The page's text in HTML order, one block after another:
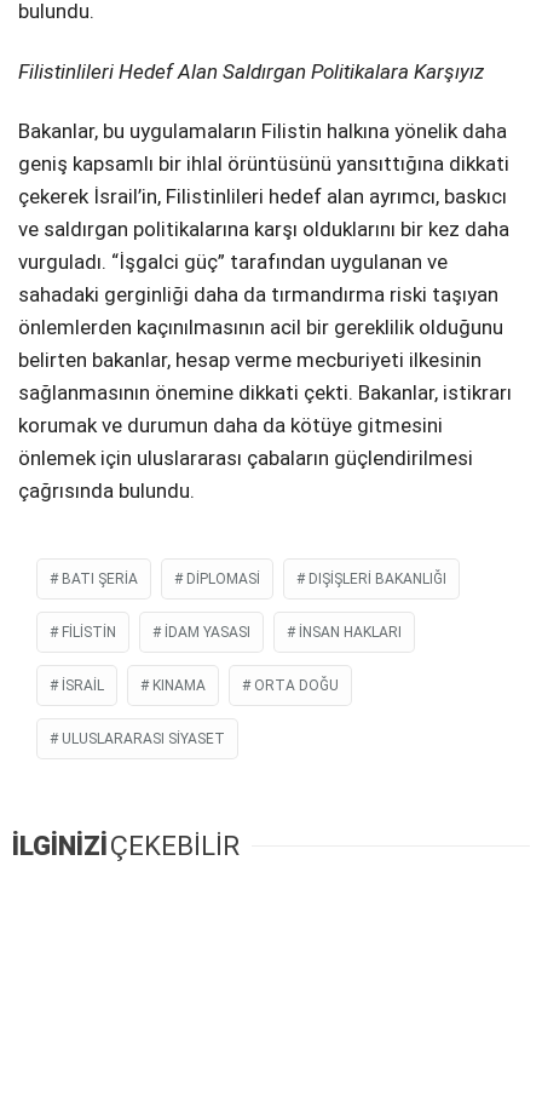
bulundu.
Filistinlileri Hedef Alan Saldırgan Politikalara Karşıyız
Bakanlar, bu uygulamaların Filistin halkına yönelik daha
geniş kapsamlı bir ihlal örüntüsünü yansıttığına dikkati
çekerek İsrail’in, Filistinlileri hedef alan ayrımcı, baskıcı
ve saldırgan politikalarına karşı olduklarını bir kez daha
vurguladı. “İşgalci güç” tarafından uygulanan ve
sahadaki gerginliği daha da tırmandırma riski taşıyan
önlemlerden kaçınılmasının acil bir gereklilik olduğunu
belirten bakanlar, hesap verme mecburiyeti ilkesinin
sağlanmasının önemine dikkati çekti. Bakanlar, istikrarı
korumak ve durumun daha da kötüye gitmesini
önlemek için uluslararası çabaların güçlendirilmesi
çağrısında bulundu.
BATI ŞERIA DIPLOMASI DIŞIŞLERI BAKANLIĞI
FILISTIN IDAM YASASI İNSAN HAKLARI
İSRAIL KINAMA ORTA DOĞU
ULUSLARARASI SIYASET
İLGİNİZİÇEKEBİLİR